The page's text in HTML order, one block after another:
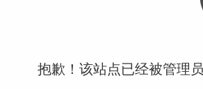
抱歉！该站点已经被管理